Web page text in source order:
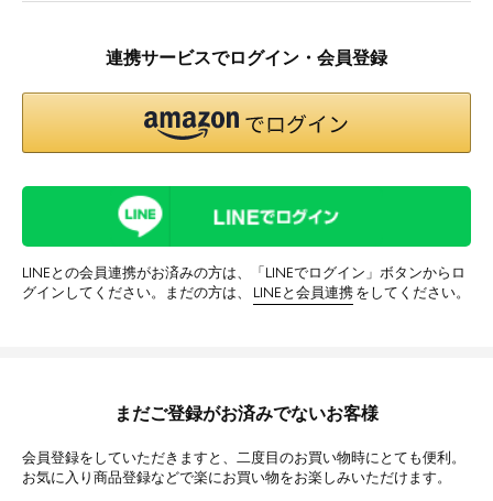
連携サービスでログイン・会員登録
LINEとの会員連携がお済みの方は、「LINEでログイン」ボタンからロ
グインしてください。まだの方は、
LINEと会員連携 をしてください。
まだご登録がお済みでないお客様
会員登録をしていただきますと、二度目のお買い物時にとても便利。
お気に入り商品登録などで楽にお買い物をお楽しみいただけます。